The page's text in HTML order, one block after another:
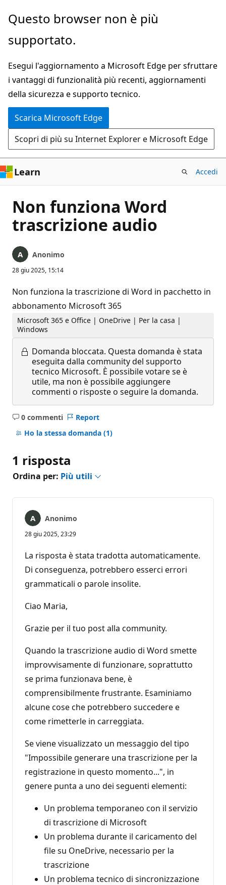
Ignora
passa
contenuto
principale
Questo browser non è più
supportato.
Esegui l'aggiornamento a Microsoft Edge per sfruttare
i vantaggi di funzionalità più recenti, aggiornamenti
della sicurezza e supporto tecnico.
Scarica Microsoft Edge
Scopri di più su Internet Explorer e Microsoft Edge
Learn Accedi
Non funziona Word
trascrizione audio
Anonimo
28 giu 2025, 15:14
Non funziona la trascrizione di Word in pacchetto in
abbonamento Microsoft 365
Microsoft 365 e Office | OneDrive | Per la casa |
Windows
Domanda bloccata. Questa domanda è stata
eseguita dalla community del supporto
tecnico Microsoft. È possibile votare se è
utile, ma non è possibile aggiungere
commenti o risposte o seguire la domanda.
0 commenti
Nessun
commento
Report
Ho la stessa domanda (1)
1 risposta
Ordina per: Più utili
Anonimo
28 giu 2025, 23:29
La risposta è stata tradotta automaticamente.
Di conseguenza, potrebbero esserci errori
grammaticali o parole insolite.
Ciao Maria,
Grazie per il tuo post alla community.
Quando la trascrizione audio di Word smette
improvvisamente di funzionare, soprattutto
se prima funzionava bene, è
comprensibilmente frustrante. Esaminiamo
alcune cose che potrebbero succedere e
come rimetterle in carreggiata.
Se viene visualizzato un messaggio del tipo
"Impossibile generare una trascrizione per la
registrazione in questo momento...", in
genere punta a uno dei seguenti elementi:
Un problema temporaneo con il servizio
di trascrizione di Microsoft
Un problema durante il caricamento del
file su OneDrive, necessario per la
trascrizione
Un problema tecnico di sincronizzazione